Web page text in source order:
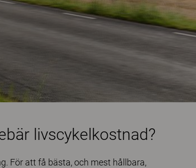
livscykelkostnad?
För att få bästa, och mest hållbara,